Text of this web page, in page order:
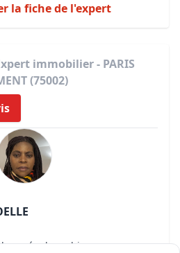
la fiche de l'expert
immobilier - PARIS
(75002)
vénale en biens